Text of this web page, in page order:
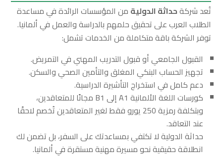
تُعد شركةحداثة الدولية من المؤسسات الرائدة في مساعدة
الطلاب العرب على تحقيق حلمهم بالدراسة والعمل في ألمانيا.
توفر الشركة باقة متكاملة من الخدمات تشمل:
القبول الجامعي أو قبول التدريب المهني في التمريض.
تجهيز الحساب البنكي المغلق والتأمين الصحي والسكن.
دعم كامل في استخراج التأشيرة الدراسية.
كورسات اللغة الألمانية A1 إلى B1 مجانًا للمتعاقدين،
وبتكلفة رمزية 250 يورو فقط لغير المتعاقدين تُخصم لاحقًا
عند التعاقد.
حداثة الدولية لا تكتفي بمساعدتك على السفر، بل تضمن لك
انطلاقة حقيقية نحو مسيرة مهنية مستقرة في ألمانيا.